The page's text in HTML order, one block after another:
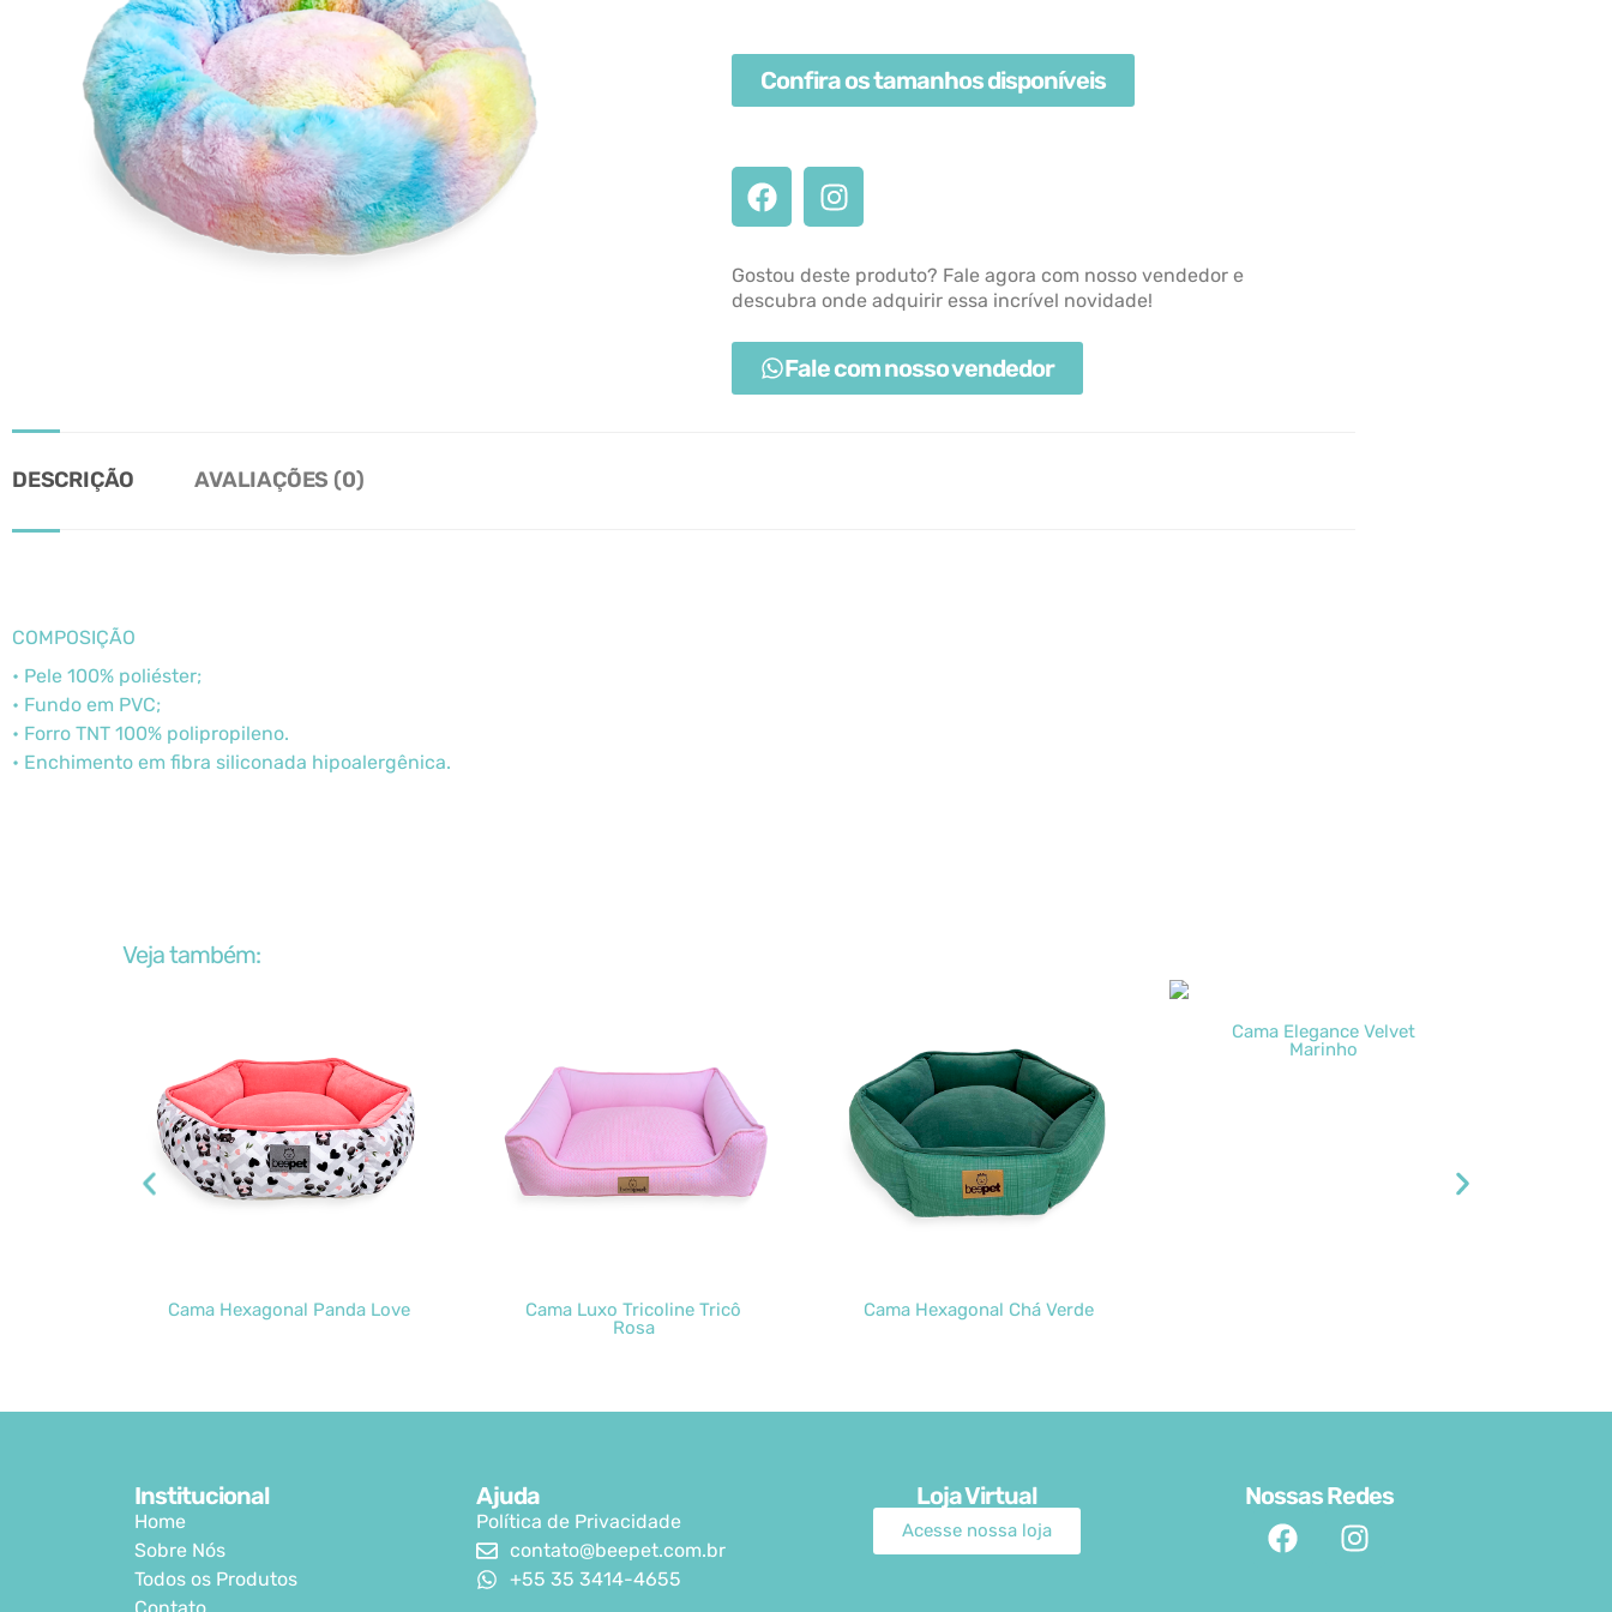
Confira os tamanhos disponíveis
Gostou deste produto? Fale agora com nosso vendedor e
descubra onde adquirir essa incrível novidade!
Fale com nosso vendedor
DESCRIÇÃO AVALIAÇÕES (0)
COMPOSIÇÃO
• Pele 100% poliéster;
• Fundo em PVC;
• Forro TNT 100% polipropileno.
• Enchimento em fibra siliconada hipoalergênica.
Veja também:
Cama Hexagonal Panda Love
Cama Luxo Tricoline Tricô
Rosa
Cama Hexagonal Chá Verde
Cama Elegance Velvet
Marinho
Institucional
Home
Sobre Nós
Todos os Produtos
Ajuda
Política de Privacidade
contato@beepet.com.br
+55 35 3414-4655
Loja Virtual
Acesse nossa loja
Nossas Redes